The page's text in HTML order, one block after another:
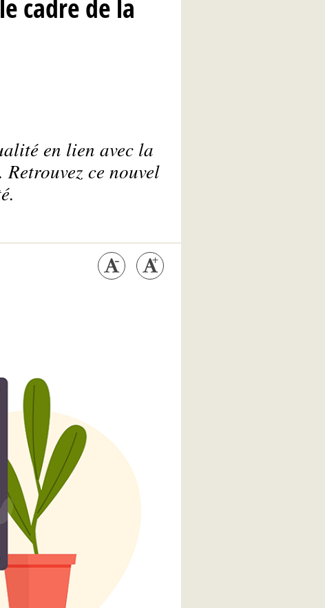
cadre de la
en lien avec la
ce nouvel